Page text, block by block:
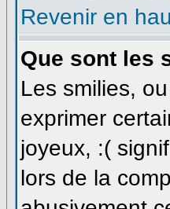
Revenir en
Que sont les
Les smilies,
exprimer
joyeux, :(
lors de la